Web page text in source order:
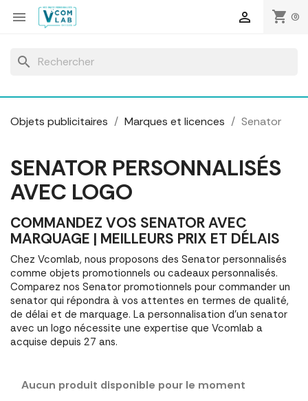
 shopping_cart (0)

search
Objets publicitaires Marques et licences Senator
SENATOR PERSONNALISÉS
AVEC LOGO
COMMANDEZ VOS SENATOR AVEC
MARQUAGE | MEILLEURS PRIX ET DÉLAIS
Chez Vcomlab, nous proposons des Senator personnalisés
comme objets promotionnels ou cadeaux personnalisés.
Comparez nos Senator promotionnels pour commander un
senator qui répondra à vos attentes en termes de qualité,
de délai et de marquage. La personnalisation d'un senator
avec un logo nécessite une expertise que Vcomlab a
acquise depuis 27 ans.
Aucun produit disponible pour le moment
Panneau de gestion des cookies